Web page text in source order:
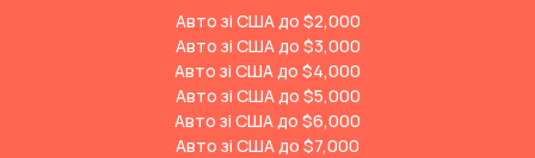
Авто зі США до $2,000
Авто зі США до $3,000
Авто зі США до $4,000
Авто зі США до $5,000
Авто зі США до $6,000
Авто зі США до $7,000